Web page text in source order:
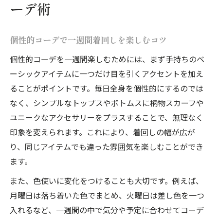
ーデ術
個性的コーデで一週間着回しを楽しむコツ
個性的コーデを一週間楽しむためには、まず手持ちのベ
ーシックアイテムに一つだけ目を引くアクセントを加え
ることがポイントです。毎日全身を個性的にするのでは
なく、シンプルなトップスやボトムスに柄物スカーフや
ユニークなアクセサリーをプラスすることで、無理なく
印象を変えられます。これにより、着回しの幅が広が
り、同じアイテムでも違った雰囲気を楽しむことができ
ます。
また、色使いに変化をつけることも大切です。例えば、
月曜日は落ち着いた色でまとめ、火曜日は差し色を一つ
入れるなど、一週間の中で気分や予定に合わせてコーデ